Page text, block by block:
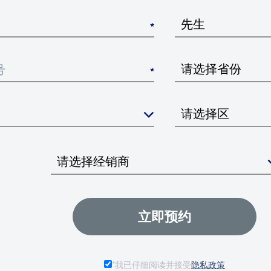
*
*

立即预约
*我已仔细阅读并接受隐私政策